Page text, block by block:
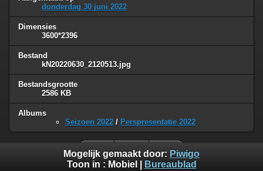
donderdag 30 juni 2022
Dimensies
3600*2396
Bestand
kN20220630_2120513.jpg
Bestandsgrootte
2586 KB
Albums
Seizoen 2022 / Perspresentatie 2022
Mogelijk gemaakt door: Piwigo
Toon in : Mobiel Bureaublad